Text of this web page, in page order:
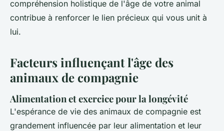
compréhension holistique de l'âge de votre animal
contribue à renforcer le lien précieux qui vous unit à
lui.
Facteurs influençant l'âge des
animaux de compagnie
Alimentation et exercice pour la longévité
L'espérance de vie des animaux de compagnie est
grandement influencée par leur alimentation et leur